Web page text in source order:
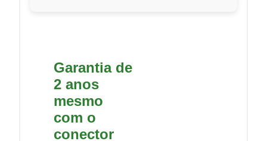
Garantia de
2 anos
mesmo
com o
conector